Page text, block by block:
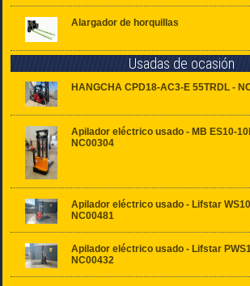
Alargador de horquillas
Usadas de ocasión
HANGCHA CPD18-AC3-E 55TRDL -
Apilador eléctrico usado - MB ES10-
NC00304
Apilador eléctrico usado - Lifstar
NC00481
Apilador eléctrico usado - Lifstar
NC00432